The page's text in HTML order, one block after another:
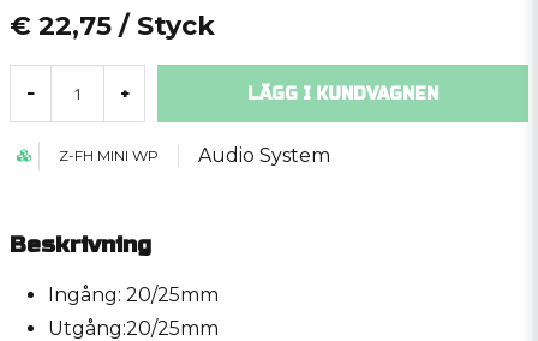
€ 22,75 / Styck
- + LÄGG I KUNDVAGNEN
Z-FH MINI WP Audio System
Beskrivning
Ingång: 20/25mm
Utgång:20/25mm